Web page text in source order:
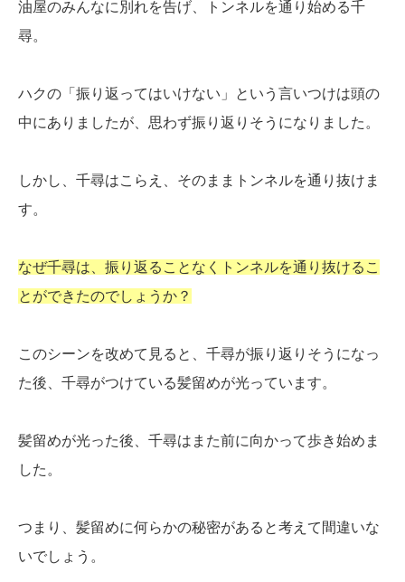
油屋のみんなに別れを告げ、トンネルを通り始める千
尋。
ハクの「振り返ってはいけない」という言いつけは頭の
中にありましたが、思わず振り返りそうになりました。
しかし、千尋はこらえ、そのままトンネルを通り抜けま
す。
なぜ千尋は、振り返ることなくトンネルを通り抜けるこ
とができたのでしょうか？
このシーンを改めて見ると、千尋が振り返りそうになっ
た後、千尋がつけている髪留めが光っています。
髪留めが光った後、千尋はまた前に向かって歩き始めま
した。
つまり、髪留めに何らかの秘密があると考えて間違いな
いでしょう。